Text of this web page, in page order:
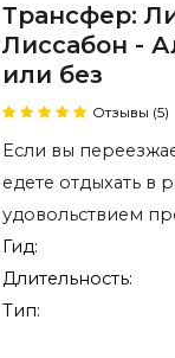
Трансфер:
Лиссабон -
или без
Отзывы (5)
Если вы
едете отдыхать в
удовольствием
Гид:
Длительность:
Тип: